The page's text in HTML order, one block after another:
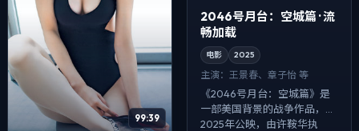
99:39
2046号月台：空城篇 · 流
畅加载
电影 2025
主演： 王景春、章子怡 等
《2046号月台：空城篇》是
一部美国背景的战争作品，
2025年公映，由许鞍华执